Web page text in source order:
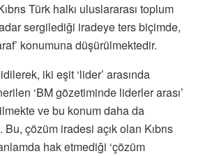
Türk halkı uluslararası toplum
sergilediği iradeye ters biçimde,
konumuna düşürülmektedir.
iki eşit ‘lider’ arasında
‘BM gözetiminde liderler arası’
ve bu konum daha da
Bu, çözüm iradesi açık olan Kıbrıs
hak etmediği ‘çözüm